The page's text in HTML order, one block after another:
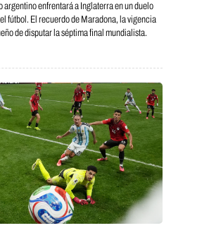
argentino enfrentará a Inglaterra en un duelo
fútbol. El recuerdo de Maradona, la vigencia
de disputar la séptima final mundialista.